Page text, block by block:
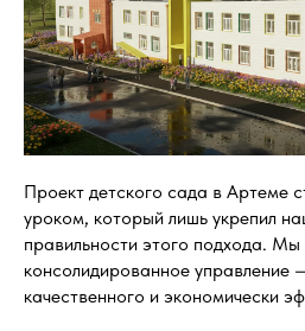
Проект детского сада в Артеме
уроком, который лишь укрепил
правильности этого подхода.
консолидированное управление
качественного и экономически